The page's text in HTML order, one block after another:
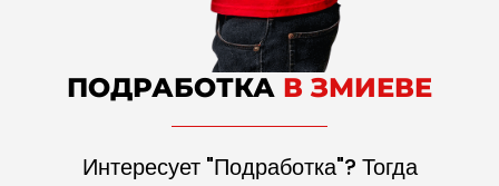
ПОДРАБОТКА В ЗМИЕВЕ
Интересует "Подработка"? Тогда